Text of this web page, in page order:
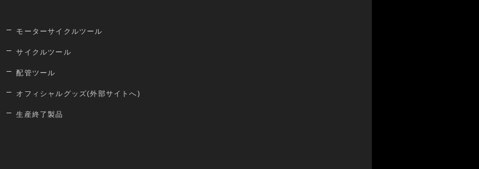
モーターサイクルツール
サイクルツール
配管ツール
オフィシャルグッズ(外部サイトへ)
生産終了製品